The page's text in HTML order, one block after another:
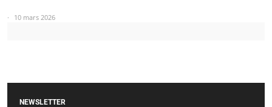
10 mars 2026
NEWSLETTER